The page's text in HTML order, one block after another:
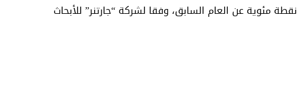
واحتلت الشركة المرتبة الأولى في منطقة آسيا والمحيط الهادئ بحصة سوقية بلغت 28.2 في المئة في عام 2019، بزيادة 2.2 نقطة مئوية عن العام السابق، وفقا لشركة “جارتنر” للأبحاث